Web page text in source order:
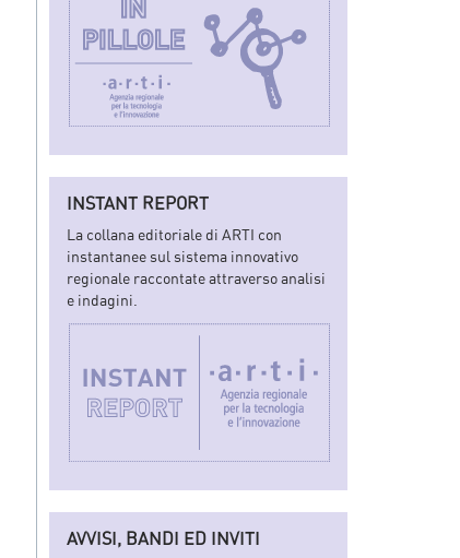
INSTANT REPORT
La collana editoriale di ARTI con
instantanee sul sistema innovativo
regionale raccontate attraverso analisi
e indagini.
AVVISI, BANDI ED INVITI